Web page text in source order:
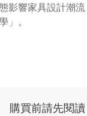
影響家具設計潮
」。
購買前請先閱讀